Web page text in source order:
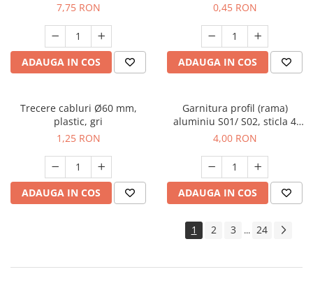
7,75 RON
ADAUGA IN COS
0,45 RON
ADAUGA IN COS
Trecere cabluri Ø60 mm,
plastic, gri
1,25 RON
ADAUGA IN COS
Garnitura profil (rama)
aluminiu S01/ S02, sticla 4
mm - 1 m
4,00 RON
ADAUGA IN COS
1 2 3 ... 24